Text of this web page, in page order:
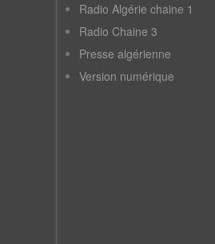
Radio Algérie chaine 1
Radio Chaine 3
Presse algérienne
Version numérique